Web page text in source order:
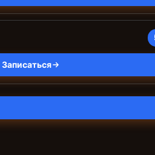
Записаться